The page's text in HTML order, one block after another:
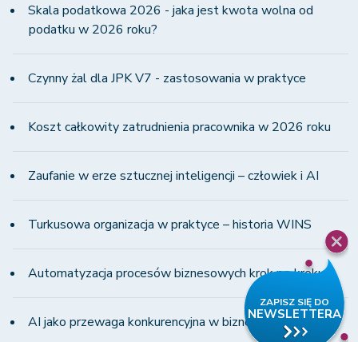
Skala podatkowa 2026 - jaka jest kwota wolna od
podatku w 2026 roku?
Czynny żal dla JPK V7 - zastosowania w praktyce
Koszt całkowity zatrudnienia pracownika w 2026 roku
Zaufanie w erze sztucznej inteligencji – człowiek i AI
Turkusowa organizacja w praktyce – historia WINS
Automatyzacja procesów biznesowych krok po kroku
AI jako przewaga konkurencyjna w biznesie